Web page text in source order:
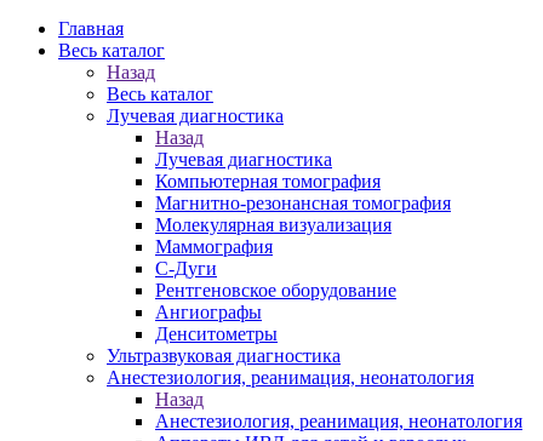
Главная
Весь каталог
Назад
Весь каталог
Лучевая диагностика
Назад
Лучевая диагностика
Компьютерная томография
Магнитно-резонансная томография
Молекулярная визуализация
Маммография
С-Дуги
Рентгеновское оборудование
Ангиографы
Денситометры
Ультразвуковая диагностика
Анестезиология, реанимация, неонатология
Назад
Анестезиология, реанимация, неонатология